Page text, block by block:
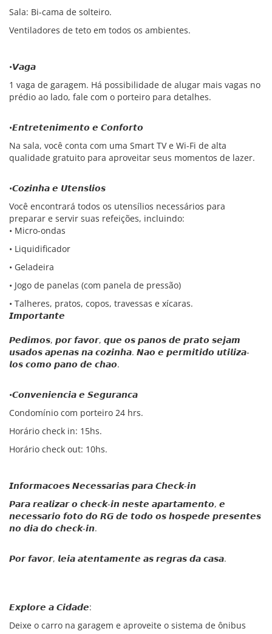
Sala: Bi-cama de solteiro.
Ventiladores de teto em todos os ambientes.
•𝙑𝙖𝙜𝙖
1 vaga de garagem. Há possibilidade de alugar mais vagas no
prédio ao lado, fale com o porteiro para detalhes.
•𝙀𝙣𝙩𝙧𝙚𝙩𝙚𝙣𝙞𝙢𝙚𝙣𝙩𝙤 𝙚 𝘾𝙤𝙣𝙛𝙤𝙧𝙩𝙤
Na sala, você conta com uma Smart TV e Wi-Fi de alta
qualidade gratuito para aproveitar seus momentos de lazer.
•𝘾𝙤𝙯𝙞𝙣𝙝𝙖 𝙚 𝙐𝙩𝙚𝙣𝙨𝙡𝙞𝙤𝙨
Você encontrará todos os utensílios necessários para
preparar e servir suas refeições, incluindo:
• Micro-ondas
• Liquidificador
• Geladeira
• Jogo de panelas (com panela de pressão)
• Talheres, pratos, copos, travessas e xícaras.
𝙄𝙢𝙥𝙤𝙧𝙩𝙖𝙣𝙩𝙚
𝙋𝙚𝙙𝙞𝙢𝙤𝙨, 𝙥𝙤𝙧 𝙛𝙖𝙫𝙤𝙧, 𝙦𝙪𝙚 𝙤𝙨 𝙥𝙖𝙣𝙤𝙨 𝙙𝙚 𝙥𝙧𝙖𝙩𝙤 𝙨𝙚𝙟𝙖𝙢
𝙪𝙨𝙖𝙙𝙤𝙨 𝙖𝙥𝙚𝙣𝙖𝙨 𝙣𝙖 𝙘𝙤𝙯𝙞𝙣𝙝𝙖. 𝙉𝙖𝙤 𝙚 𝙥𝙚𝙧𝙢𝙞𝙩𝙞𝙙𝙤 𝙪𝙩𝙞𝙡𝙞𝙯𝙖-
𝙡𝙤𝙨 𝙘𝙤𝙢𝙤 𝙥𝙖𝙣𝙤 𝙙𝙚 𝙘𝙝𝙖𝙤.
•𝘾𝙤𝙣𝙫𝙚𝙣𝙞𝙚𝙣𝙘𝙞𝙖 𝙚 𝙎𝙚𝙜𝙪𝙧𝙖𝙣𝙘𝙖
Condomínio com porteiro 24 hrs.
Horário check in: 15hs.
Horário check out: 10hs.
𝙄𝙣𝙛𝙤𝙧𝙢𝙖𝙘𝙤𝙚𝙨 𝙉𝙚𝙘𝙚𝙨𝙨𝙖𝙧𝙞𝙖𝙨 𝙥𝙖𝙧𝙖 𝘾𝙝𝙚𝙘𝙠-𝙞𝙣
𝙋𝙖𝙧𝙖 𝙧𝙚𝙖𝙡𝙞𝙯𝙖𝙧 𝙤 𝙘𝙝𝙚𝙘𝙠-𝙞𝙣 𝙣𝙚𝙨𝙩𝙚 𝙖𝙥𝙖𝙧𝙩𝙖𝙢𝙚𝙣𝙩𝙤, 𝙚
𝙣𝙚𝙘𝙚𝙨𝙨𝙖𝙧𝙞𝙤 𝙛𝙤𝙩𝙤 𝙙𝙤 𝙍𝙂 𝙙𝙚 𝙩𝙤𝙙𝙤 𝙤𝙨 𝙝𝙤𝙨𝙥𝙚𝙙𝙚 𝙥𝙧𝙚𝙨𝙚𝙣𝙩𝙚𝙨
𝙣𝙤 𝙙𝙞𝙖 𝙙𝙤 𝙘𝙝𝙚𝙘𝙠-𝙞𝙣.
𝙋𝙤𝙧 𝙛𝙖𝙫𝙤𝙧, 𝙡𝙚𝙞𝙖 𝙖𝙩𝙚𝙣𝙩𝙖𝙢𝙚𝙣𝙩𝙚 𝙖𝙨 𝙧𝙚𝙜𝙧𝙖𝙨 𝙙𝙖 𝙘𝙖𝙨𝙖.
𝙀𝙭𝙥𝙡𝙤𝙧𝙚 𝙖 𝘾𝙞𝙙𝙖𝙙𝙚:
Deixe o carro na garagem e aproveite o sistema de ônibus